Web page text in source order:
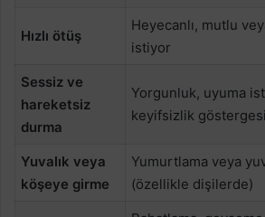
Hızlı ötüş
Heyecanlı, mutlu
istiyor
Sessiz ve
hareketsiz
durma
Yorgunluk, uyuma
keyifsizlik göstergesi
Yuvalık veya
köşeye girme
Yumurtlama veya
(özellikle dişilerde)